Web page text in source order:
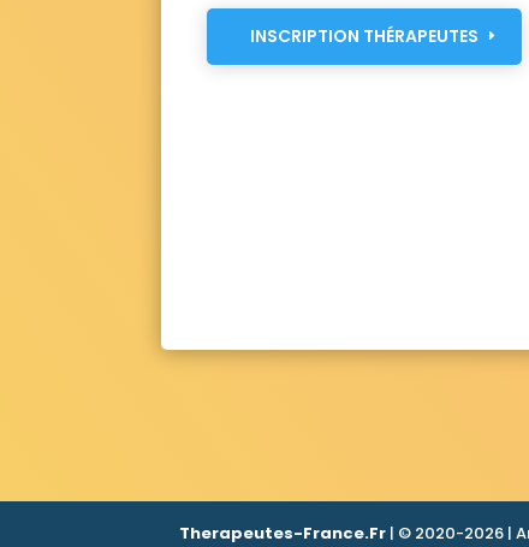
INSCRIPTION THÉRAPEUTES
Therapeutes-France.Fr | © 2020-2026 |